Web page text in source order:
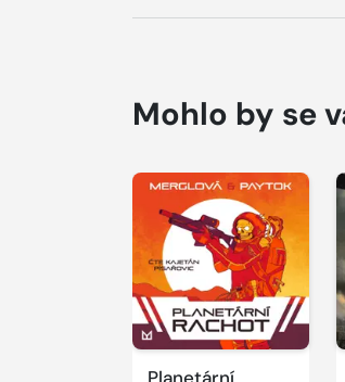
Mohlo by se
Planetární
Přehrát
ukázku